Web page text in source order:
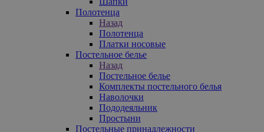
Полотенца
Назад
Полотенца
Платки носовые
Постельное белье
Назад
Постельное белье
Комплекты постельного белья
Наволочки
Пододеяльник
Простыни
Постельные принадлежности